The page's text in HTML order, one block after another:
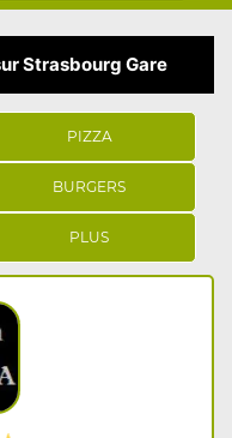
Strasbourg Gare
PIZZA
BURGERS
PLUS